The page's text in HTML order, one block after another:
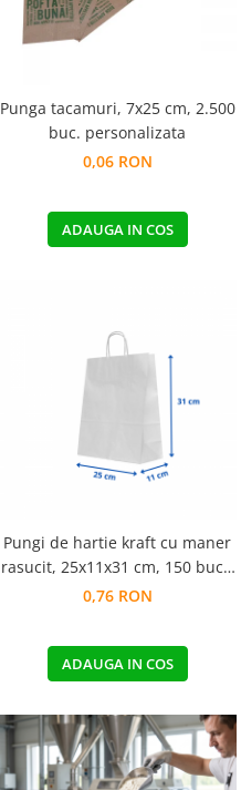
Punga tacamuri, 7x25 cm, 2.500
buc. personalizata
0,06 RON
ADAUGA IN COS
Pungi de hartie kraft cu maner
rasucit, 25x11x31 cm, 150 buc -
ALB
0,76 RON
ADAUGA IN COS